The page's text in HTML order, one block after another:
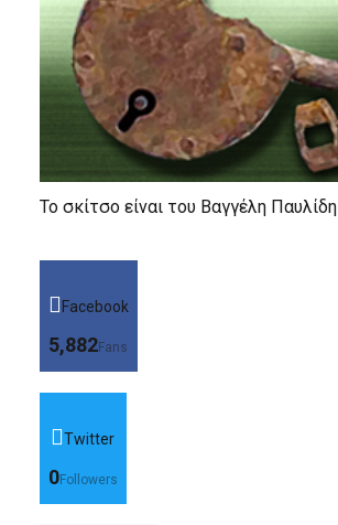
Το σκίτσο είναι του Βαγγέλη Παυλίδη
Facebook
5,882Fans
Twitter
0Followers